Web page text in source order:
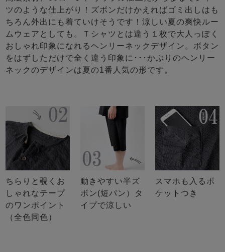
ツのような仕上がり！ズボンだけかえればゴミ出しはも
ちろん外出にも着ていけそうです！涼しい夏の爽快ルー
ムウェアとしても。Ｔシャツとは違う１枚で大人っぽく
おしゃれ印象になれるヘンリーネックデザイン。ボタン
をはずしただけで全く違う印象に･･･かぶりのヘンリー
ネックのデザインは夏の1番人気の形です。
ちらりと覗くお
しゃれなテープ
のワンポイント
（全色同色）
動きやすい半ズ
ボン(短パン）タ
イプで涼しい
スマホも入るポ
ケットつき